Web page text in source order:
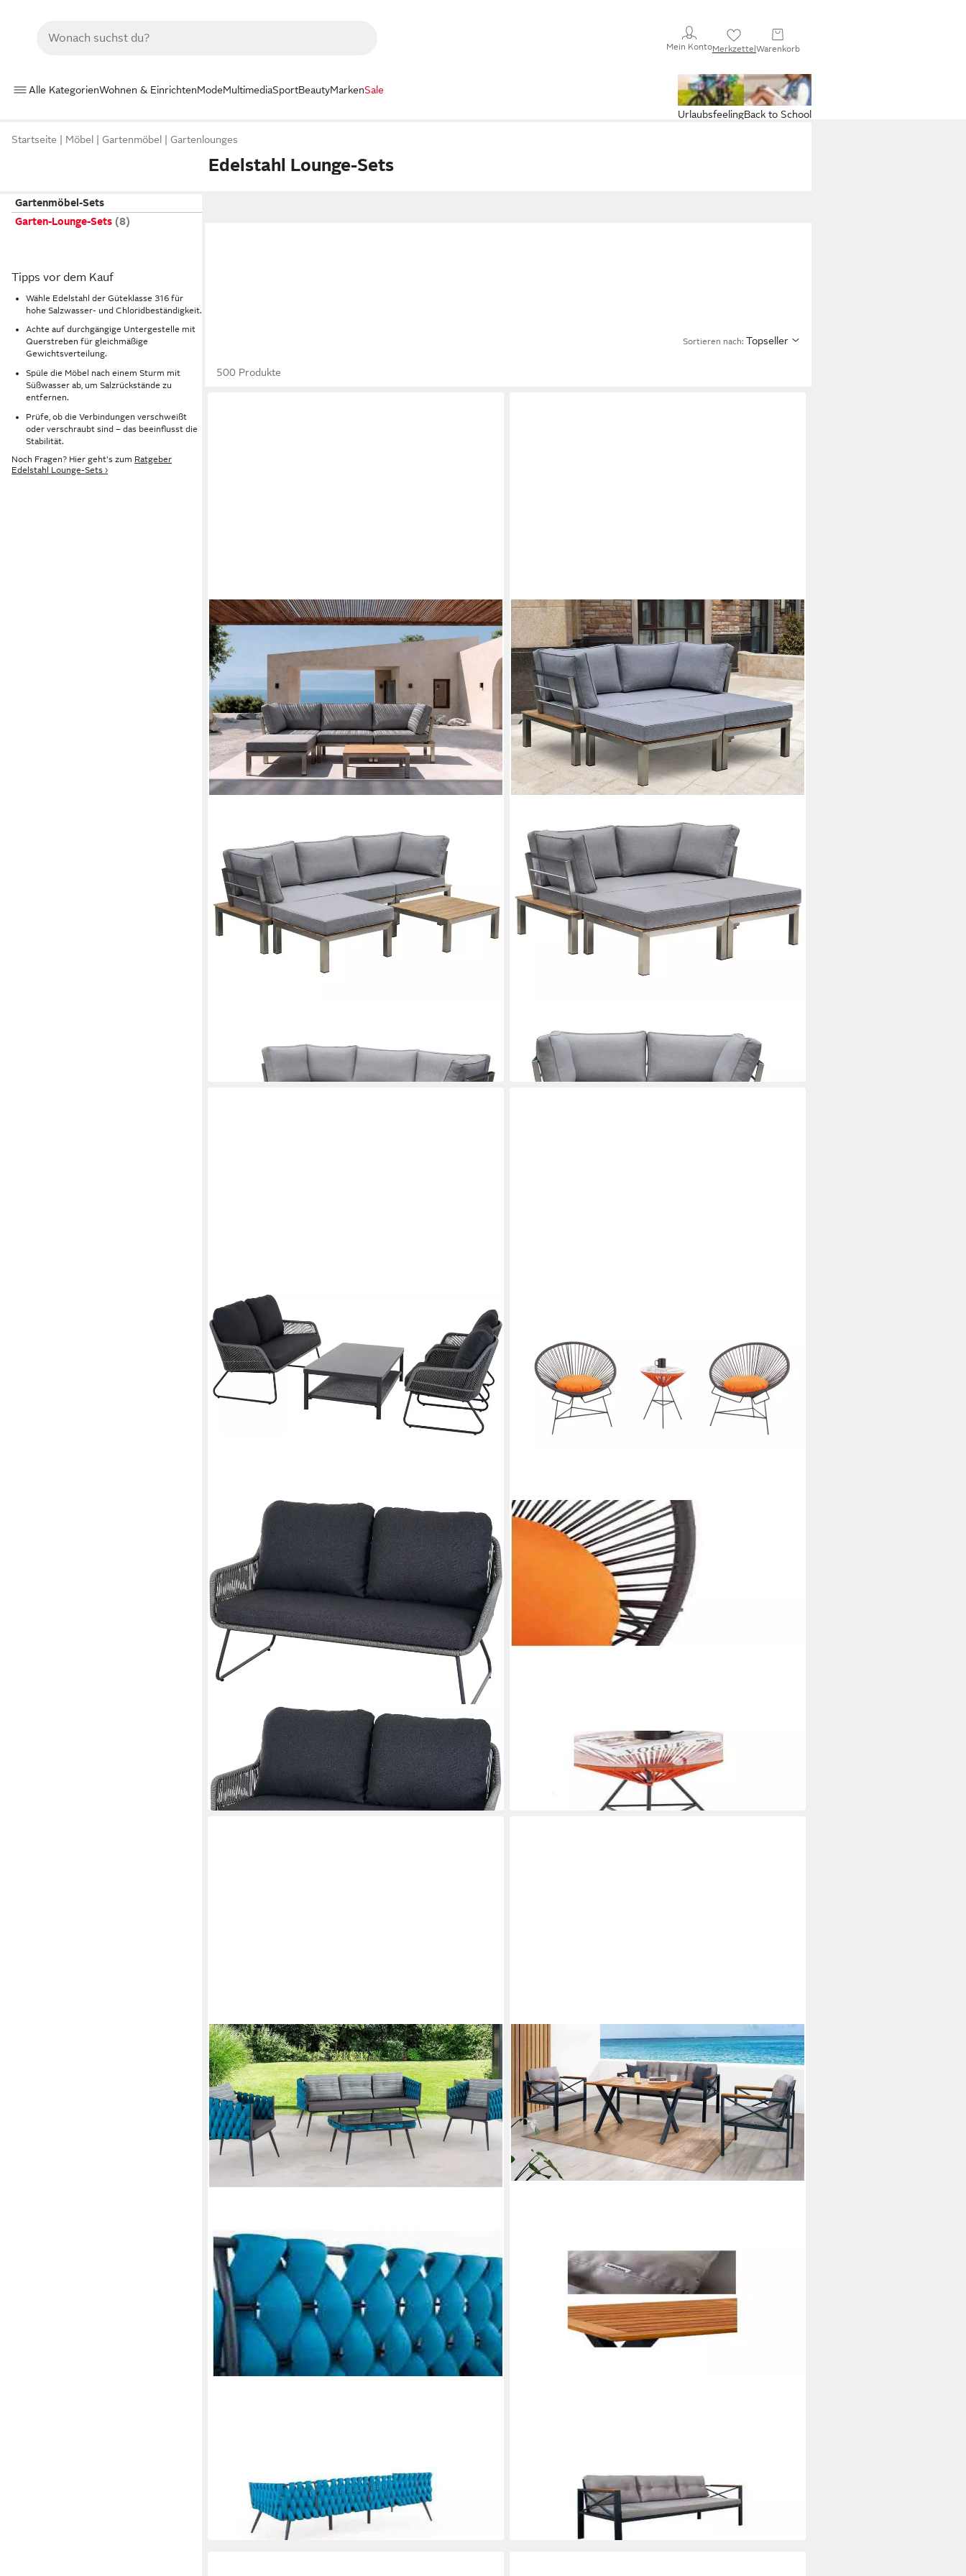
Mein KontoMerkzettelWarenkorb
Alle KategorienWohnen & EinrichtenModeMultimediaSportBeautyMarkenSale
Back to School
Urlaubsfeeling
Startseite Möbel Gartenmöbel Gartenlounges
Edelstahl Lounge-Sets
Gartenmöbel-Sets
Garten-Lounge-Sets
Tipps vor dem Kauf
Wähle Edelstahl der Güteklasse 316 für
hohe Salzwasser- und Chloridbeständigkeit.
Achte auf durchgängige Untergestelle mit
Querstreben für gleichmäßige
Gewichtsverteilung.
Spüle die Möbel nach einem Sturm mit
Süßwasser ab, um Salzrückstände zu
entfernen.
Prüfe, ob die Verbindungen verschweißt
oder verschraubt sind – das beeinflusst die
Stabilität.
Noch Fragen? Hier geht's zum Ratgeber
Edelstahl Lounge-Sets ›
Sortieren nach: Topseller
500 Produkte
2.199,00 €
in 6-7 Werktagen bei dir
Gartenlounge-Set
1.799,00 €
in 6-7 Werktagen bei dir
SIENA GARDEN
Loungeset Kansas Lounge
1.654,94 €
in 3-4 Werktagen bei dir
Gartenlounge-Set Gepolsterte Sessel mit Tisch für Garten
und Terrasse
UVP1.900,00 €
lieferbar in 10 Wochen
hochwertigem Material
4.089,00 € UVP5.200,00 €
lieferbar in 10 Wochen
aus wetterbeständigem Material
UVP5.700,00 €